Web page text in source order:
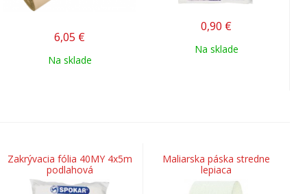
6,05 €
Na sklade
0,90 €
Na sklade
Zakrývacia fólia 40MY 4x5m
podlahová
Maliarska páska stredne
lepiaca